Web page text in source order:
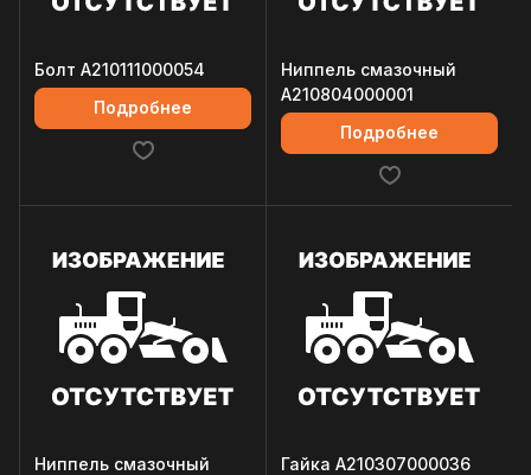
Болт A210111000054
Подробнее
Ниппель смазочный
A210804000001
Подробнее
Ниппель смазочный
Гайка A210307000036